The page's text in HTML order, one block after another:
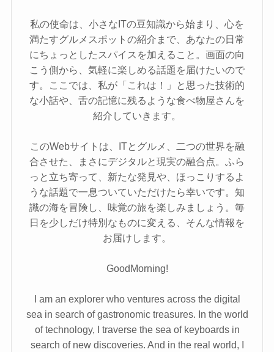
私の使命は、小さなITの豆知識から始まり、心を
満たすグルメスポットの紹介まで、あなたの日常
にちょっとしたスパイスを加えること。画面の向
こう側から、気軽に楽しめる話題を届けたいので
す。ここでは、私が「これは！」と思った技術的
な小話や、舌の記憶に残るような食べ物屋さんを
紹介していきます。
このWebサイトは、ITとグルメ、二つの世界を融
合させた、まさにデジタルと現実の融合点。ふら
っと立ち寄って、新たな発見や、ほっこりするよ
うな話題で一息ついていただけたら幸いです。知
識の海を冒険し、味覚の旅を楽しみましょう。毎
日を少しだけ特別なものに変える、そんな情報を
お届けします。
GoodMorning!
I am an explorer who ventures across the digital
sea in search of gastronomic treasures. In the world
of technology, I traverse the sea of keyboards in
search of new discoveries. And in the real world, I